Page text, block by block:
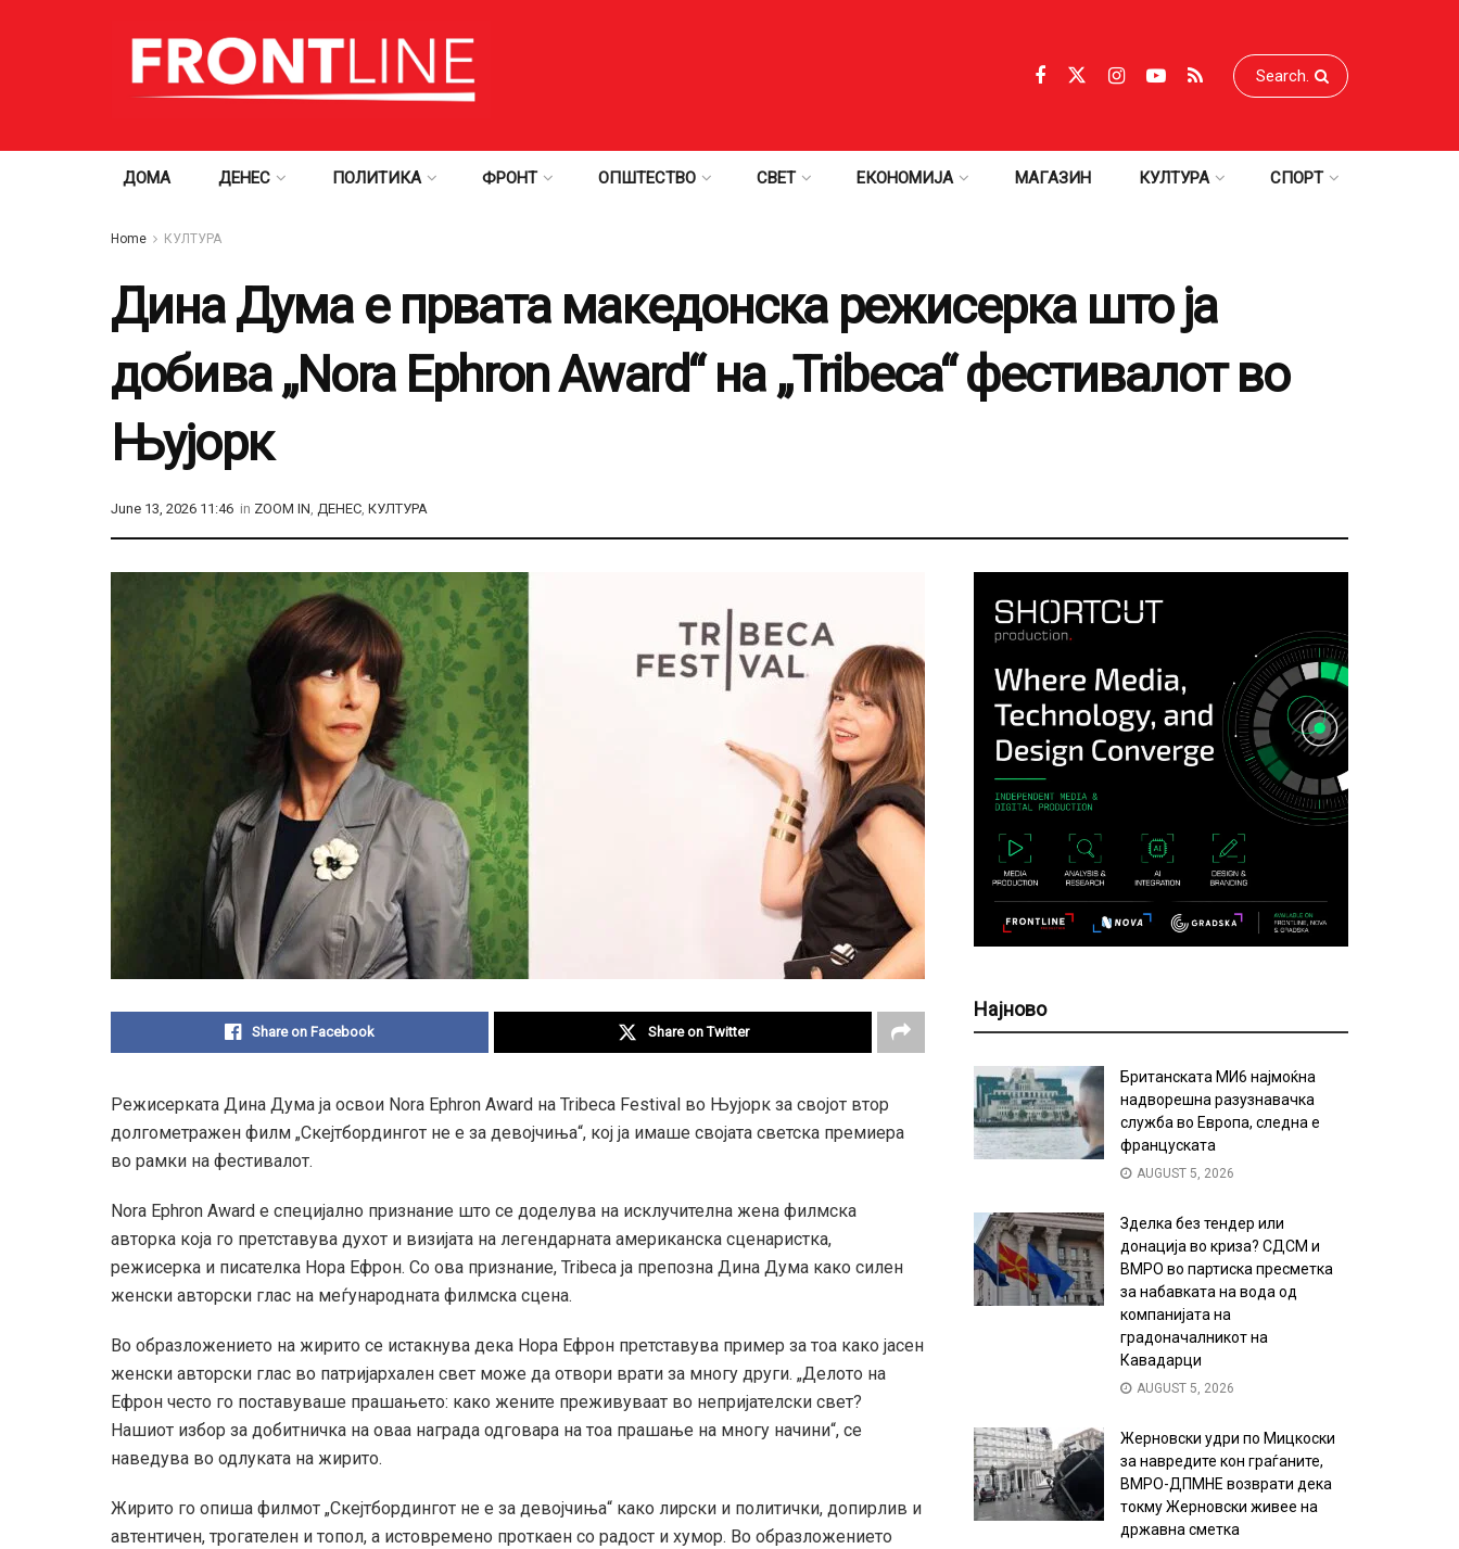
ДОМА ДЕНЕС ПОЛИТИКА ФРОНТ ОПШТЕСТВО СВЕТ ЕКОНОМИЈА МАГАЗИН КУЛТУРА СПОРТ
Home КУЛТУРА
Дина Дума е првата македонска режисерка што ја
добива „Nora Ephron Award“ на „Tribeca“ фестивалот во
Њујорк
June 13, 2026 11:46 in ZOOM IN, ДЕНЕС, КУЛТУРА
Share on Facebook Share on Twitter
Режисерката Дина Дума ја освои Nora Ephron Award на Tribeca Festival во Њујорк за својот втор
долгометражен филм „Скејтбордингот не е за девојчиња“, кој ја имаше својата светска премиера
во рамки на фестивалот.
Nora Ephron Award е специјално признание што се доделува на исклучителна жена филмска
авторка која го претставува духот и визијата на легендарната американска сценаристка,
режисерка и писателка Нора Ефрон. Со ова признание, Tribeca ја препозна Дина Дума како силен
женски авторски глас на меѓународната филмска сцена.
Во образложението на жирито се истакнува дека Нора Ефрон претставува пример за тоа како јасен
женски авторски глас во патријархален свет може да отвори врати за многу други. „Делото на
Ефрон често го поставуваше прашањето: како жените преживуваат во непријателски свет?
Нашиот избор за добитничка на оваа награда одговара на тоа прашање на многу начини“, се
наведува во одлуката на жирито.
Жирито го опиша филмот „Скејтбордингот не е за девојчиња“ како лирски и политички, допирлив и
автентичен, трогателен и топол, а истовремено проткаен со радост и хумор. Во образложението
Најново
Британската МИ6 најмоќна
надворешна разузнавачка
служба во Европа, следна е
француската
AUGUST 5, 2026
Зделка без тендер или
донација во криза? СДСМ и
ВМРО во партиска пресметка
за набавката на вода од
компанијата на
градоначалникот на
Кавадарци
AUGUST 5, 2026
Жерновски удри по Мицкоски
за навредите кон граѓаните,
ВМРО-ДПМНЕ возврати дека
токму Жерновски живее на
државна сметка